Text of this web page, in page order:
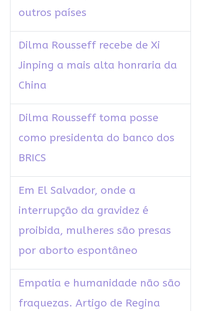
outros países
Dilma Rousseff recebe de Xi
Jinping a mais alta honraria da
China
Dilma Rousseff toma posse
como presidenta do banco dos
BRICS
Em El Salvador, onde a
interrupção da gravidez é
proibida, mulheres são presas
por aborto espontâneo
Empatia e humanidade não são
fraquezas. Artigo de Regina